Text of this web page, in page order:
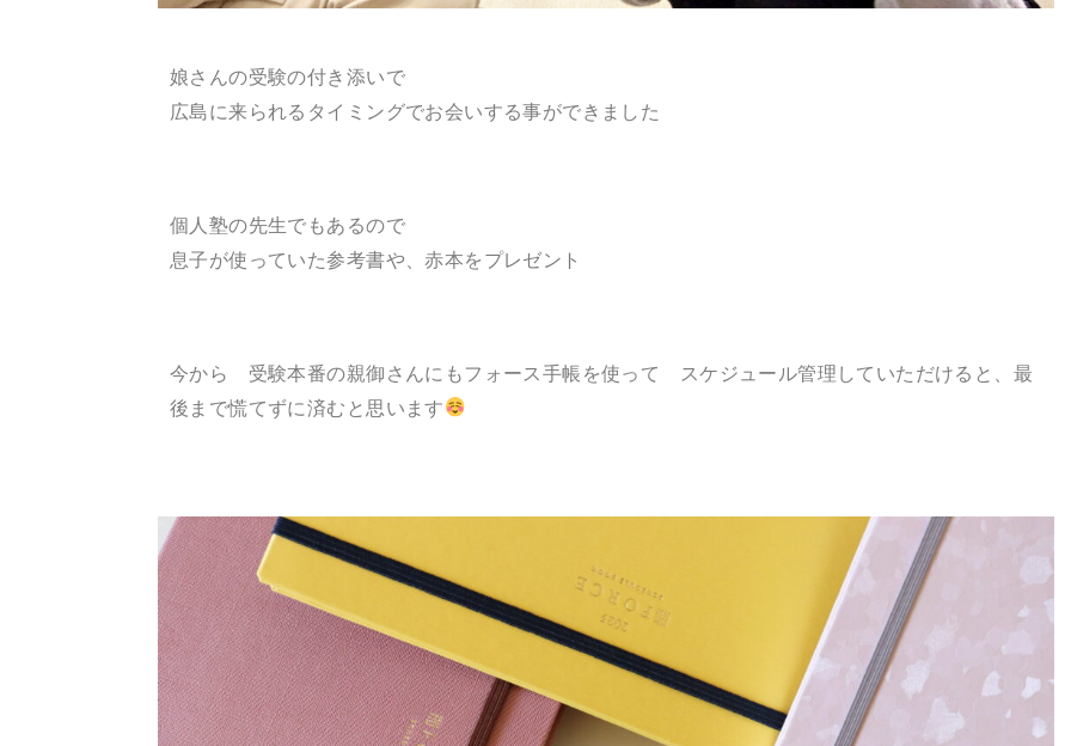
娘さんの受験の付き添いで
広島に来られるタイミングでお会いする事ができました
個人塾の先生でもあるので
息子が使っていた参考書や、赤本をプレゼント
今から 受験本番の親御さんにもフォース手帳を使って スケジュール管理していただけると、最
後まで慌てずに済むと思います